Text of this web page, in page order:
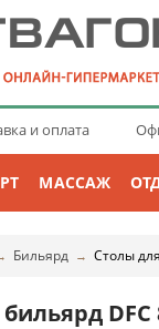
и оплата
МАССАЖ
Бильярд → Столы
DFC